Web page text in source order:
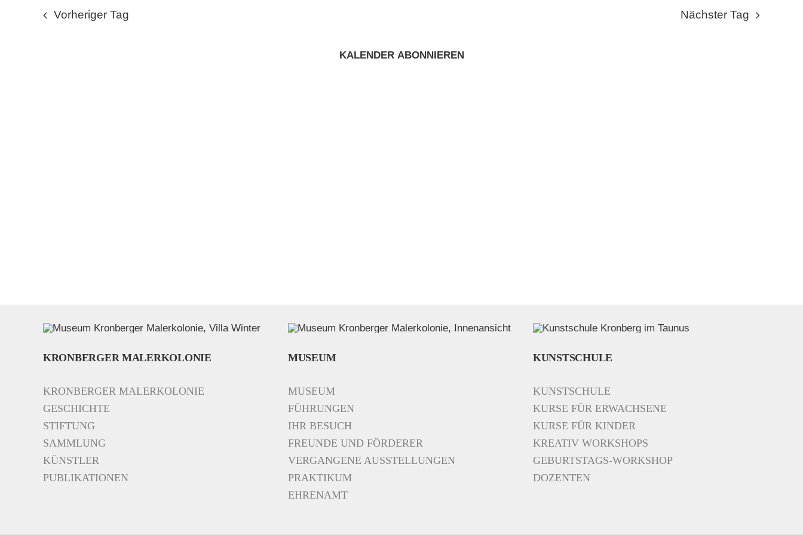
MAI
Vorheriger Tag Nächster Tag
KALENDER ABONNIEREN
KRONBERGER MALERKOLONIE
KRONBERGER MALERKOLONIE
GESCHICHTE
STIFTUNG
SAMMLUNG
KÜNSTLER
PUBLIKATIONEN
MUSEUM
MUSEUM
FÜHRUNGEN
IHR BESUCH
FREUNDE UND FÖRDERER
VERGANGENE AUSSTELLUNGEN
PRAKTIKUM
EHRENAMT
KUNSTSCHULE
KUNSTSCHULE
KURSE FÜR ERWACHSENE
KURSE FÜR KINDER
KREATIV WORKSHOPS
GEBURTSTAGS-WORKSHOP
DOZENTEN